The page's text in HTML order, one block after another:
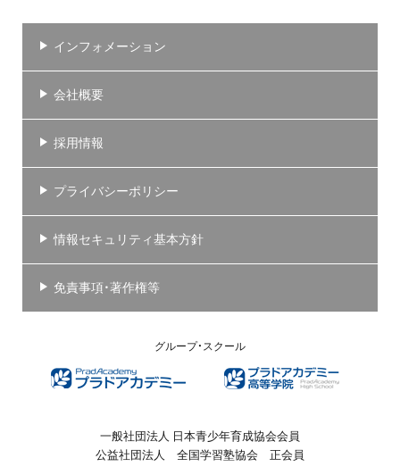
インフォメーション
会社概要
採用情報
プライバシーポリシー
情報セキュリティ基本方針
免責事項・著作権等
グループ・スクール
一般社団法人 日本青少年育成協会会員
公益社団法人 全国学習塾協会 正会員